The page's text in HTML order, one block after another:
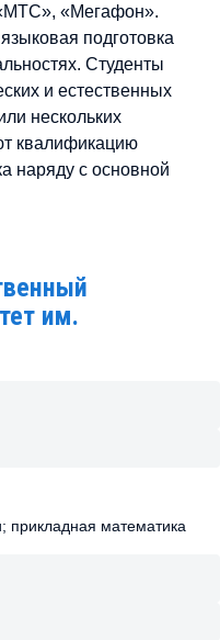
«Мегафон».
подготовка
Студенты
и естественных
нескольких
квалификацию
наряду с основной
им.
прикладная математика